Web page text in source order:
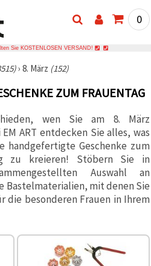
0
Sie KOSTENLOSEN VERSAND!
› 8. März (152)
ZUM FRAUENTAG
wen Sie am 8. März
ART entdecken Sie alles, was
handgefertigte Geschenke zum
zu kreieren! Stöbern Sie in
Auswahl an
Bastelmaterialien, mit denen Sie
die besonderen Frauen in Ihrem